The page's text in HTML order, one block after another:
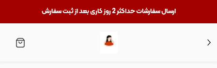
ارسال سفارشات حداکثر 2 روز کاری بعد از ثبت سفارش